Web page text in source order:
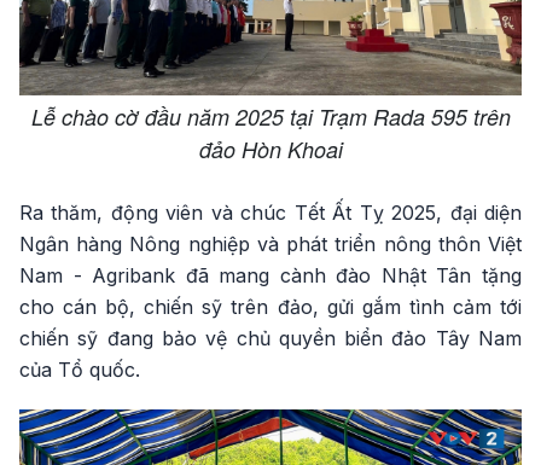
Lễ chào cờ đầu năm 2025 tại Trạm Rada 595 trên
đảo Hòn Khoai
Ra thăm, động viên và chúc Tết Ất Tỵ 2025, đại diện
Ngân hàng Nông nghiệp và phát triển nông thôn Việt
Nam - Agribank đã mang cành đào Nhật Tân tặng
cho cán bộ, chiến sỹ trên đảo, gửi gắm tình cảm tới
chiến sỹ đang bảo vệ chủ quyền biển đảo Tây Nam
của Tổ quốc.